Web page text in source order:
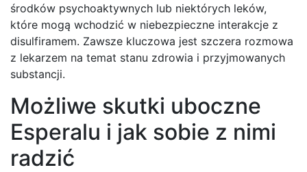
środków psychoaktywnych lub niektórych leków,
które mogą wchodzić w niebezpieczne interakcje z
disulfiramem. Zawsze kluczowa jest szczera rozmowa
z lekarzem na temat stanu zdrowia i przyjmowanych
substancji.
Możliwe skutki uboczne
Esperalu i jak sobie z nimi
radzić